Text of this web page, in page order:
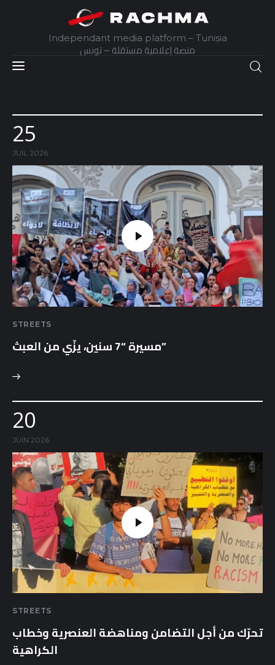
Independant media platform – Tunisia
منصة إعلامية مستقلة – تونس
Daily
Interviews
Articles
Images
Docs
Sounds
25
JUIL 2026
STREETS
مسيرة “7 سنين، يزّي من العبث”
20
JUIN 2026
STREETS
تحرّك من أجل التضامن ومناهضة العنصرية وخطاب
الكراهية